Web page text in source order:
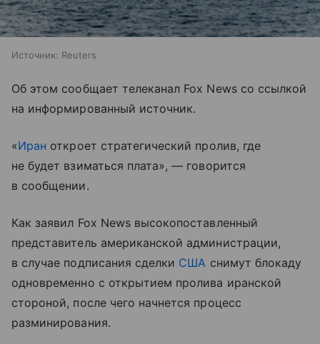
Источник: Reuters
Об этом сообщает телеканал Fox News со ссылкой
на информированный источник.
«Иран откроет стратегический пролив, где
не будет взиматься плата», — говорится
в сообщении.
Как заявил Fox News высокопоставленный
представитель американской администрации,
в случае подписания сделки США снимут блокаду
одновременно с открытием пролива иранской
стороной, после чего начнется процесс
разминирования.